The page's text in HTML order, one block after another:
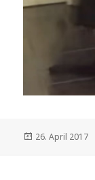
Veröffentlicht
26. April 2017